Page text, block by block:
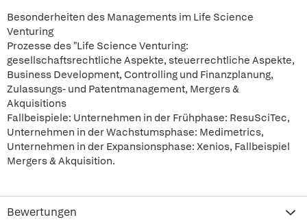
Besonderheiten des Managements im Life Science
Venturing
Prozesse des "Life Science Venturing:
gesellschaftsrechtliche Aspekte, steuerrechtliche Aspekte,
Business Development, Controlling und Finanzplanung,
Zulassungs- und Patentmanagement, Mergers &
Akquisitions
Fallbeispiele: Unternehmen in der Frühphase: ResuSciTec,
Unternehmen in der Wachstumsphase: Medimetrics,
Unternehmen in der Expansionsphase: Xenios, Fallbeispiel
Mergers & Akquisition.
Bewertungen